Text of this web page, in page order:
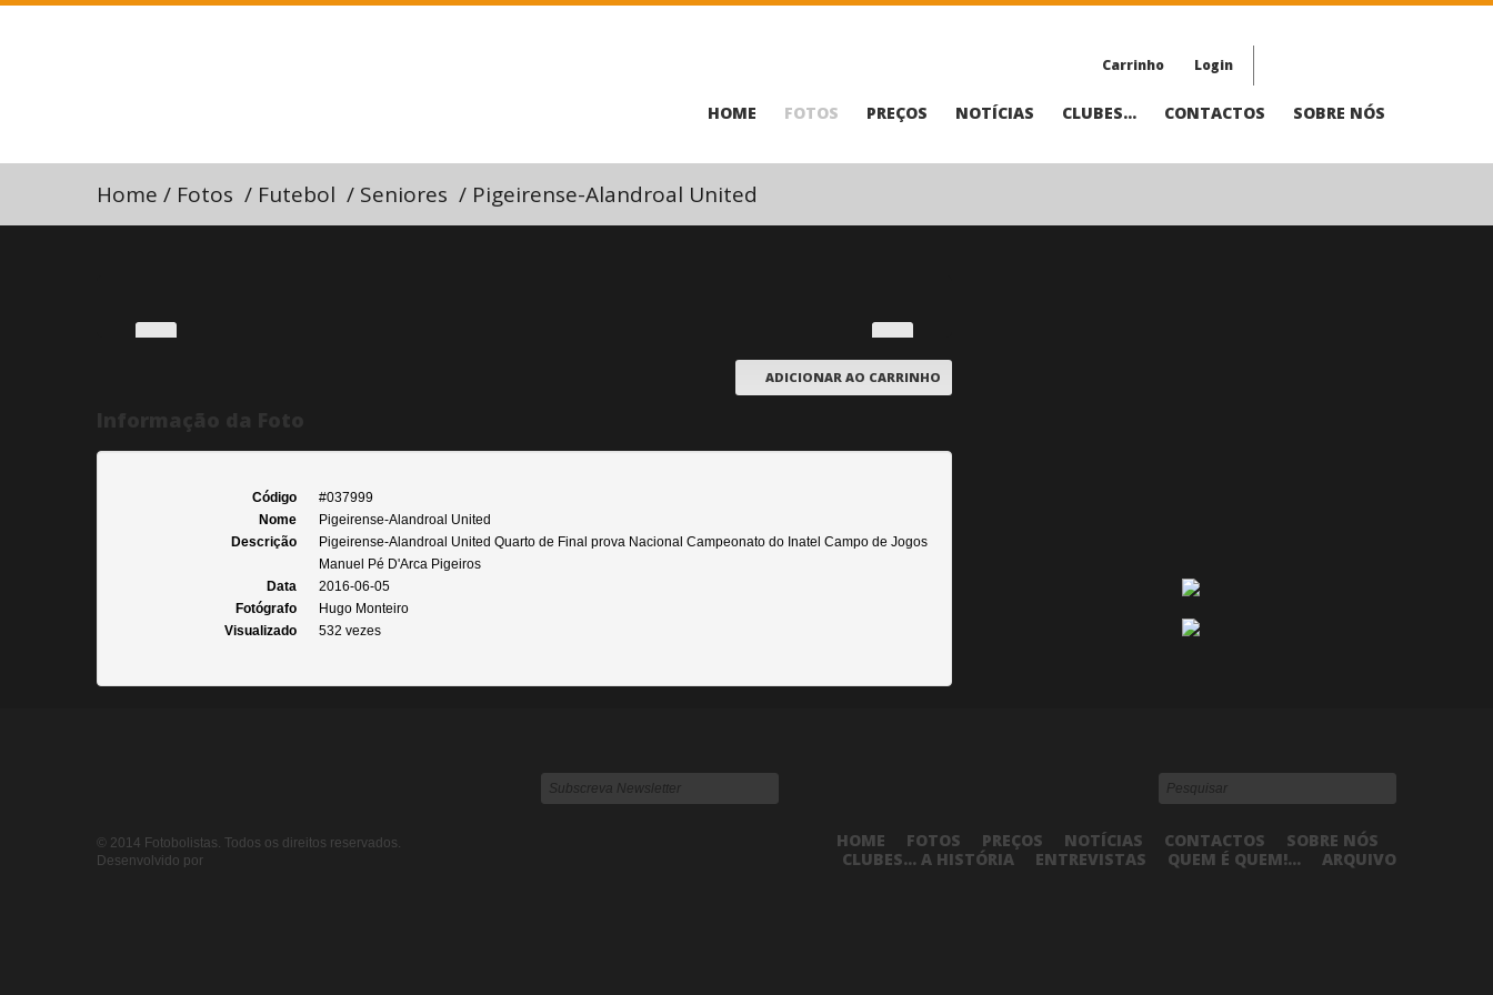
Carrinho Login
HOME FOTOS PREÇOS NOTÍCIAS CLUBES... CONTACTOS SOBRE NÓS
Home / Fotos / Futebol / Seniores / Pigeirense-Alandroal United
ADICIONAR AO CARRINHO
Código
#037999
Nome
Pigeirense-Alandroal United
Descrição
Pigeirense-Alandroal United Quarto de Final prova Nacional Campeonato do Inatel Campo de Jogos
Manuel Pé D'Arca Pigeiros
Data
2016-06-05
Fotógrafo
Hugo Monteiro
Visualizado
532 vezes
© 2014 Fotobolistas. Todos os direitos reservados.
Desenvolvido por
HOME FOTOS PREÇOS NOTÍCIAS CONTACTOS
SOBRE NÓS
CLUBES... A HISTÓRIA
ENTREVISTAS QUEM É QUEM!... ARQUIVO